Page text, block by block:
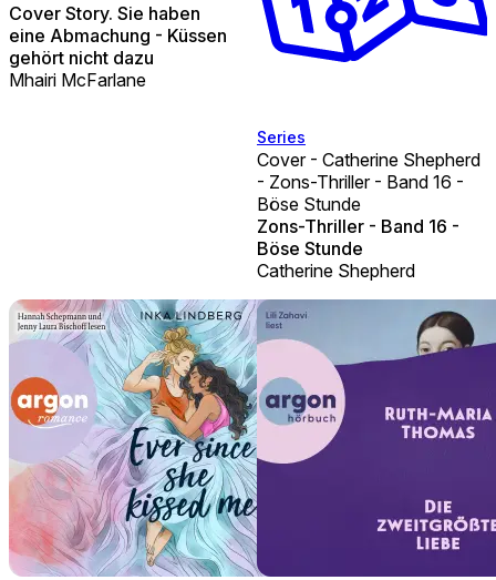
Cover Story. Sie haben
eine Abmachung - Küssen
gehört nicht dazu
Mhairi McFarlane
Series
Cover - Catherine Shepherd
- Zons-Thriller - Band 16 -
Böse Stunde
Zons-Thriller - Band 16 -
Böse Stunde
Catherine Shepherd